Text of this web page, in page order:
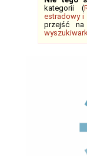
kategorii (
estradowy i
przejść na